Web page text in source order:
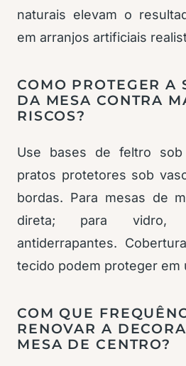
naturais elevam o
em arranjos artificiais
COMO PROTEGER A
DA MESA CONTRA
RISCOS?
Use bases de feltro sob
pratos protetores sob
bordas. Para mesas de
direta; para vidro,
antiderrapantes.
tecido podem proteger em
COM QUE
RENOVAR A
MESA DE CENTRO?